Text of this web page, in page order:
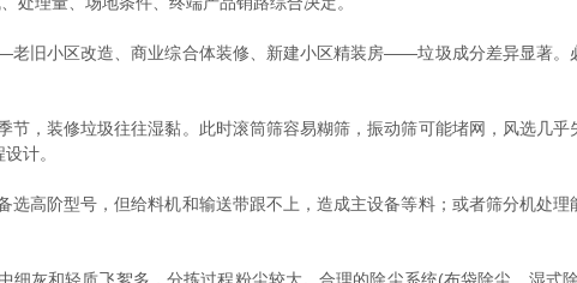
小区改造、商业综合体装修、新建小区精装房——垃圾成分差异显著。必
装修垃圾往往湿黏。此时滚筒筛容易糊筛，振动筛可能堵网，风选几乎
计。
阶型号，但给料机和输送带跟不上，造成主设备等料；或者筛分机处理